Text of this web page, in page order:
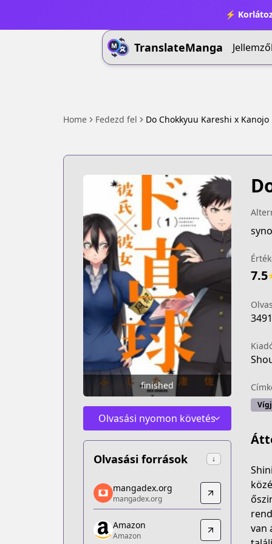
⚡
TranslateManga
Home Fedezd fel Do Chokkyuu Kareshi x Kanojo
finished
Olvasási nyomon követés
Olvasási források ↓
mangadex.org
mangadex.org
https://mangadex.org/title/efb62763-
Amazon
mangadex.org
mangadex.org
Amazon
Amazon
7.5
van